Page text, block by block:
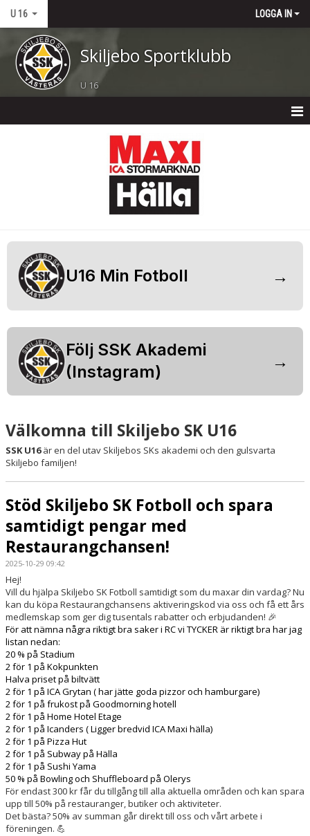
U 16 LOGGA IN
Skiljebo Sportklubb
U 16
TRUPPEN
BILDGALLERI
U16 Min Fotboll →
Följ SSK Akademi
(Instagram)
→
Välkomna till Skiljebo SK U16
SSK U16är en del utav Skiljebos SKs akademi och den gulsvarta
Skiljebo familjen!
Stöd Skiljebo SK Fotboll och spara
samtidigt pengar med
Restaurangchansen!
2025-10-29 09:42
Hej!
Vill du hjälpa Skiljebo SK Fotboll samtidigt som du maxar din vardag? Nu
kan du köpa Restaurangchansens aktiveringskod via oss och få ett års
medlemskap som ger dig tusentals rabatter och erbjudanden! 🎉
För att nämna några riktigt bra saker i RC vi TYCKER är riktigt bra har jag
listan nedan:
20 % på Stadium
2 för 1 på Kokpunkten
Halva priset på biltvätt
2 för 1 på ICA Grytan ( har jätte goda pizzor och hamburgare)
2 för 1 på frukost på Goodmorning hotell
2 för 1 på Home Hotel Etage
2 för 1 på Icanders ( Ligger bredvid ICA Maxi hälla)
2 för 1 på Pizza Hut
2 för 1 på Subway på Hälla
2 för 1 på Sushi Yama
50 % på Bowling och Shuffleboard på Olerys
För endast 300 kr får du tillgång till alla aktuella områden och kan spara
upp till 50% på restauranger, butiker och aktiviteter.
Det bästa? 50% av summan går direkt till oss och vårt arbete i
föreningen. 💪